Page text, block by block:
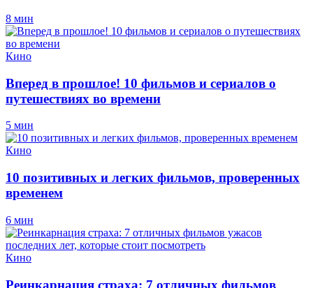
8 мин
Кино
Вперед в прошлое! 10 фильмов и сериалов о
путешествиях во времени
5 мин
Кино
10 позитивных и легких фильмов, проверенных
временем
6 мин
Кино
Реинкарнация страха: 7 отличных фильмов